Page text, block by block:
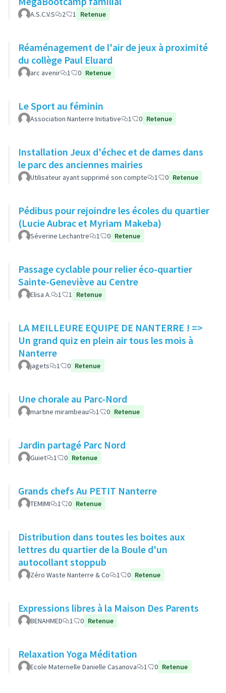
A.S.C.V.S 2 1 Retenue
Réaménagement de l'air de jeux à proximité
du collège Paul Eluard
arc avenir 1 0 Retenue
Le Sport au féminin
Association Nanterre Initiative 1 0 Retenue
Installation Jeux d'échec et de dames dans
le parc des anciennes mairies
Utilisateur ayant supprimé son compte 1 0 Retenue
Pédibus pour rejoindre les écoles du quartier
(Lucie Aubrac et Myriam Makeba)
Séverine Lechantre 1 0 Retenue
Passage cyclable pour relier éco-quartier
Sainte-Geneviève au Centre
Elisa A. 1 1 Retenue
LA MEILLEURE EQUIPE DE NANTERRE ! =>
Un grand quiz en plein air tous les mois à
Nanterre
jagets 1 0 Retenue
Une chorale au Parc-Nord
martine mirambeau 1 0 Retenue
Jardin partagé Parc Nord
Guiet 1 0 Retenue
Grands chefs Au PETIT Nanterre
TEMIMI 1 0 Retenue
Distribution dans toutes les boites aux
lettres du quartier de la Boule d'un
autocollant stoppub
Zéro Waste Nanterre & Co 1 0 Retenue
Expressions libres à la Maison Des Parents
BENAHMED 1 0 Retenue
Relaxation Yoga Méditation
Ecole Maternelle Danielle Casanova 1 0 Retenue